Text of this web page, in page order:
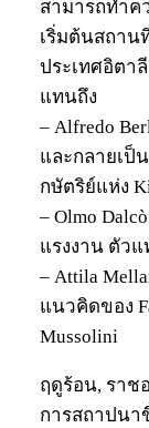
สามารถทำค
เริ่มต้นสถาน
ประเทศอิตา
แทนถึง
– Alfredo
และกลายเป็
กษัตริย์แห่ง
– Olmo
แรงงาน ตัว
– Attila
แนวคิดของ
Mussolini
ฤดูร้อน, ราช
การสถาปนา